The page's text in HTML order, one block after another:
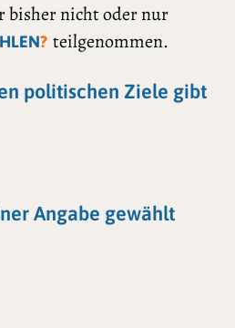
bisher nicht oder nur
HLEN? teilgenommen.
politischen Ziele gibt
Angabe gewählt